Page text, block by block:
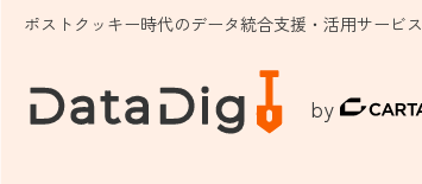
ポストクッキー時代のデータ統合支援・活用サービス
by